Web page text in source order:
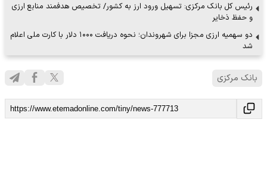
رئیس کل بانک مرکزی: تسهیل ورود ارز به کشور/ تخصیص هدفمند منابع ارزی
و حفظ ذخایر
دو سهمیه ارزی مجزا برای شهروندان؛ نحوه دریافت ۱۰۰۰ دلار با کارت ملی اعلام
شد
بانک مرکزی